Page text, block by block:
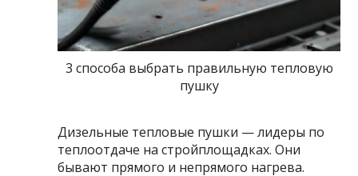
3 способа выбрать правильную тепловую
пушку
Дизельные тепловые пушки — лидеры по
теплоотдаче на стройплощадках. Они
бывают прямого и непрямого нагрева.